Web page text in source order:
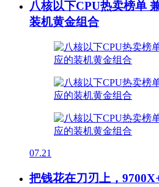
八核以下CPU热卖榜单
装机黄金组合
07.21
把钱花在刀刃上，